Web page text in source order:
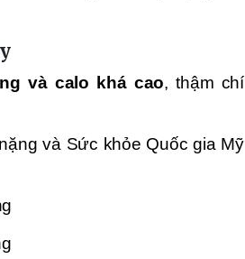
và calo khá cao, thậm chí
và Sức khỏe Quốc gia Mỹ